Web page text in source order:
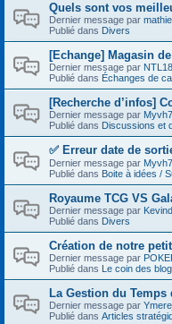
Quels sont vos
Dernier message par
Publié dans Divers
[Echange] Magasin
Dernier message par
Publié dans Échanges de
[Recherche d’infos]
Dernier message par
Publié dans Discussions et
✅ Erreur date de
Dernier message par
Publié dans Boite à idées /
Royaume TCG VS
Dernier message par
Publié dans Divers
Création de notre
Dernier message par
Publié dans Le coin des
La Gestion du
Dernier message par
Publié dans Articles